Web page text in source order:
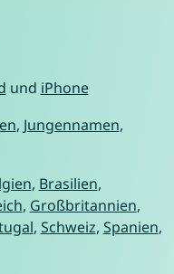
und iPhone
, Jungennamen,
, Brasilien,
, Großbritannien,
, Schweiz, Spanien,